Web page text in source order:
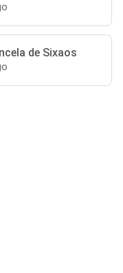
de Sixaos